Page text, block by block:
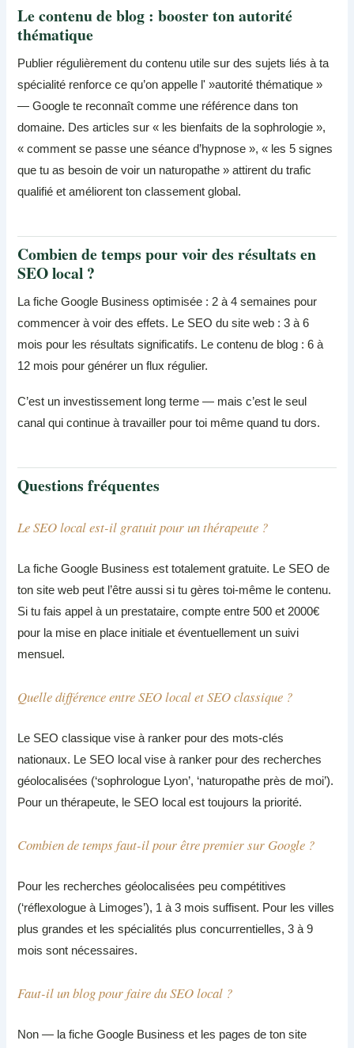
Le contenu de blog : booster ton autorité
thématique
Publier régulièrement du contenu utile sur des sujets liés à ta
spécialité renforce ce qu’on appelle l' »autorité thématique »
— Google te reconnaît comme une référence dans ton
domaine. Des articles sur « les bienfaits de la sophrologie »,
« comment se passe une séance d’hypnose », « les 5 signes
que tu as besoin de voir un naturopathe » attirent du trafic
qualifié et améliorent ton classement global.
Combien de temps pour voir des résultats en
SEO local ?
La fiche Google Business optimisée : 2 à 4 semaines pour
commencer à voir des effets. Le SEO du site web : 3 à 6
mois pour les résultats significatifs. Le contenu de blog : 6 à
12 mois pour générer un flux régulier.
C’est un investissement long terme — mais c’est le seul
canal qui continue à travailler pour toi même quand tu dors.
Questions fréquentes
Le SEO local est-il gratuit pour un thérapeute ?
La fiche Google Business est totalement gratuite. Le SEO de
ton site web peut l’être aussi si tu gères toi-même le contenu.
Si tu fais appel à un prestataire, compte entre 500 et 2000€
pour la mise en place initiale et éventuellement un suivi
mensuel.
Quelle différence entre SEO local et SEO classique ?
Le SEO classique vise à ranker pour des mots-clés
nationaux. Le SEO local vise à ranker pour des recherches
géolocalisées (‘sophrologue Lyon’, ‘naturopathe près de moi’).
Pour un thérapeute, le SEO local est toujours la priorité.
Combien de temps faut-il pour être premier sur Google ?
Pour les recherches géolocalisées peu compétitives
(‘réflexologue à Limoges’), 1 à 3 mois suffisent. Pour les villes
plus grandes et les spécialités plus concurrentielles, 3 à 9
mois sont nécessaires.
Faut-il un blog pour faire du SEO local ?
Non — la fiche Google Business et les pages de ton site